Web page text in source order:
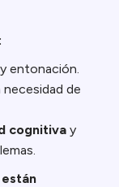
y entonación.
necesidad de
cognitiva y
están